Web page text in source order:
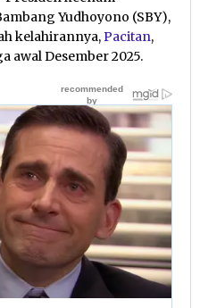
Yudhoyono (SBY),
kelahirannya,Pacitan,
awal Desember 2025.